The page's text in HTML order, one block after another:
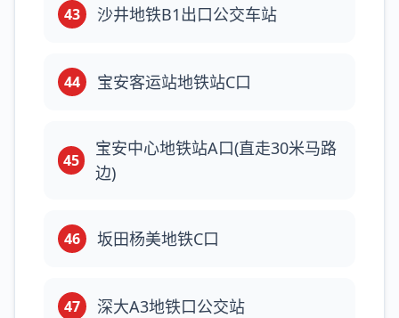
43 沙井地铁B1出口公交车站
44 宝安客运站地铁站C口
45
宝安中心地铁站A口(直走30米马路
边)
46 坂田杨美地铁C口
47 深大A3地铁口公交站